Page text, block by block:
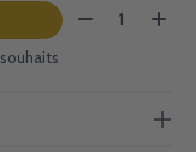
Quantité: